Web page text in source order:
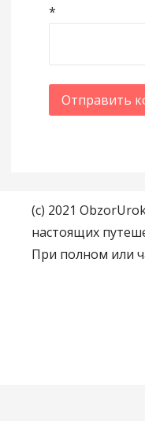
*
(c) 2021
настоящих
При полном или